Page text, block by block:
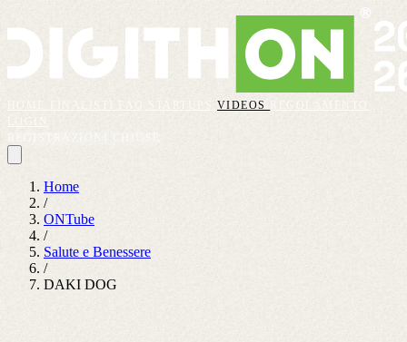
VIDEOS
REGOLAMENTO
Home
/
ONTube
/
Salute e Benessere
/
DAKI DOG